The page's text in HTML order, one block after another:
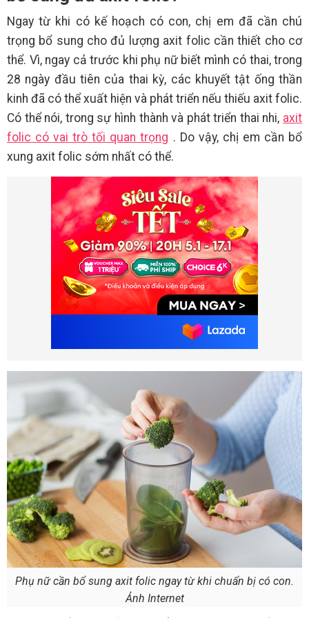
Ngay từ khi có kế hoạch có con, chị em đã cần chú
trọng bổ sung cho đủ lượng axit folic cần thiết cho cơ
thể. Vì, ngay cả trước khi phụ nữ biết mình có thai, trong
28 ngày đầu tiên của thai kỳ, các khuyết tật ống thần
kinh đã có thể xuất hiện và phát triển nếu thiếu axit folic.
Có thể nói, trong sự hình thành và phát triển thai nhi, axit
folic có vai trò tối quan trọng . Do vậy, chị em cần bổ
xung axit folic sớm nhất có thể.
Phụ nữ cần bổ sung axit folic ngay từ khi chuẩn bị có con.
Ảnh Internet